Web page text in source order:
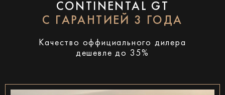
CONTINENTAL GT
С ГАРАНТИЕЙ 3 ГОДА
Качество оффициального дилера
дешевле до 35%